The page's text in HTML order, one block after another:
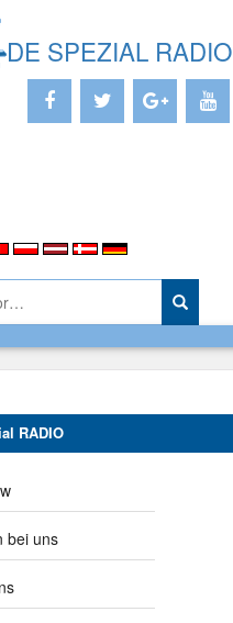
DE SPEZIAL RADIO
RADIO
bei uns